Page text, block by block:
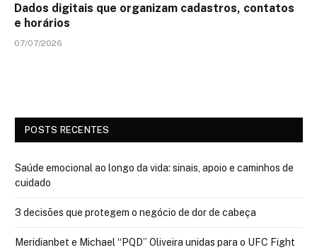
Dados digitais que organizam cadastros, contatos
e horários
07/07/2026
POSTS RECENTES
Saúde emocional ao longo da vida: sinais, apoio e caminhos de
cuidado
3 decisões que protegem o negócio de dor de cabeça
Meridianbet e Michael “PQD” Oliveira unidas para o UFC Fight